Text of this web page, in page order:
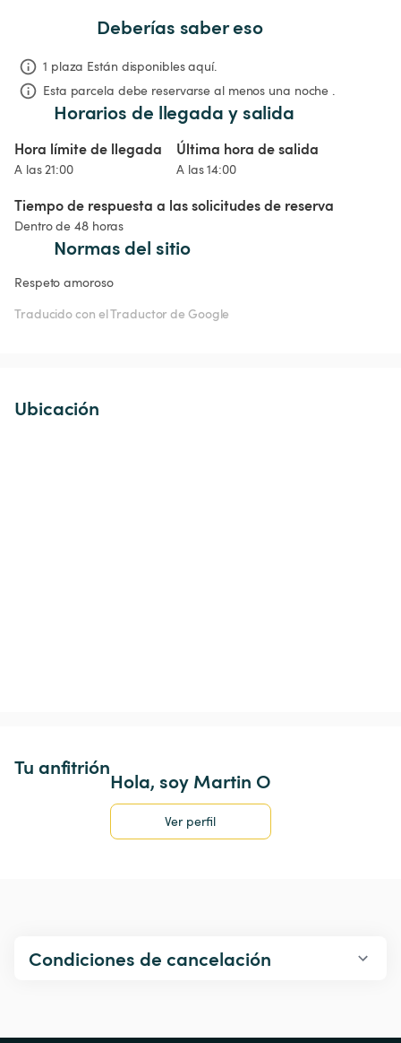
Deberías saber eso
1 plaza Están disponibles aquí.
Esta parcela debe reservarse al menos una noche .
Horarios de llegada y salida
Hora límite de llegada
A las 21:00
Última hora de salida
A las 14:00
Tiempo de respuesta a las solicitudes de reserva
Dentro de 48 horas
Normas del sitio
Respeto amoroso
Traducido con el Traductor de Google
Ubicación
Tu anfitrión
Hola, soy Martin O
Ver perfil
Condiciones de cancelación